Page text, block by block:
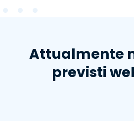
Attualmente
previsti